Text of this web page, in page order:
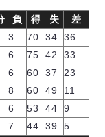
負 得 失
差
3 70 34
36
6 75 42
33
6 60 37
23
8 60 49
11
6 53 44
9
7 44 39
5